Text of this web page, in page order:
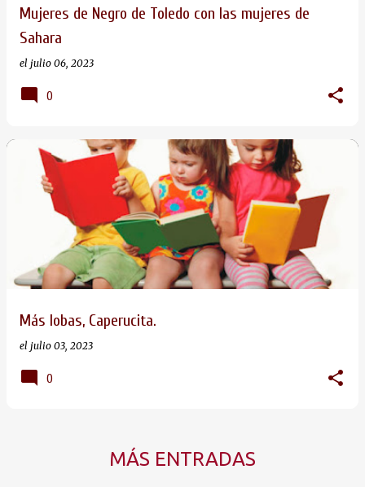
Mujeres de Negro de Toledo con las mujeres de
Sahara
el julio 06, 2023
0
Más lobas, Caperucita.
el julio 03, 2023
0
MÁS ENTRADAS